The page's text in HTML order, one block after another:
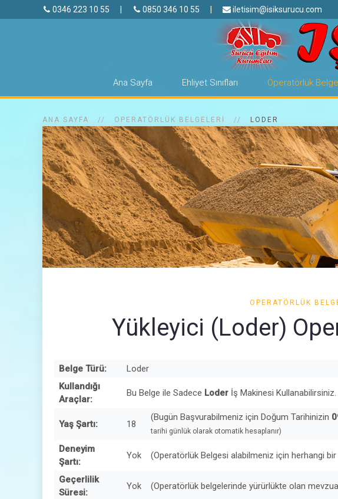
0346 223 10 55 0850 346 10 55 iletisim@isiksurucu.com
Ana Sayfa Ehliyet Sınıfları Operatörlük
ANA SAYFA OPERATÖRLÜK BELGELERI LODER
OPERATÖRLÜK
Yükleyici (Loder)
Belge Türü:
Loder
Kullandığı
Araçlar:
Bu Belge ile Sadece Loder İş Makinesi Kullanabilirsiniz.
Yaş Şartı: 18
(Bugün Başvurabilmeniz için Doğum Tarihinizin
tarihi günlük olarak otomatik hesaplanır)
Deneyim
Şartı:
Yok (Operatörlük Belgesi alabilmeniz için herhangi
Geçerlilik
Süresi:
Yok (Operatörlük belgelerinde yürürlükte olan